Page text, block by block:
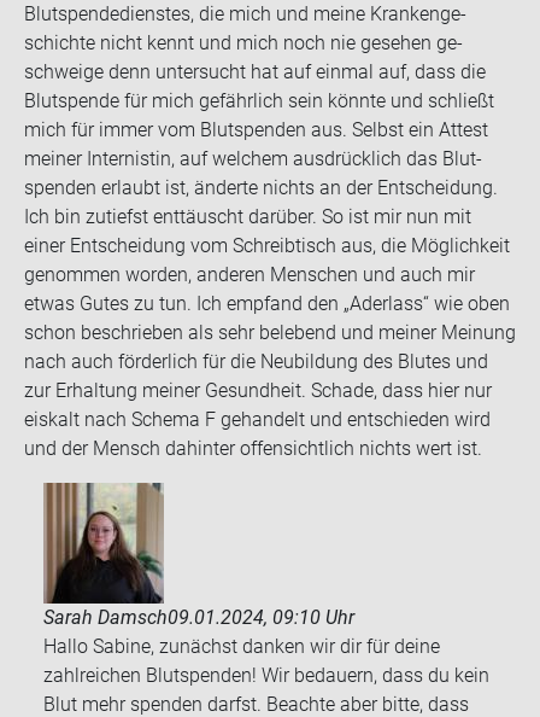
Blut­spen­de­diens­tes, die mich und meine Kran­ken­ge­
schich­te nicht kennt und mich noch nie ge­se­hen ge­
schwei­ge denn un­ter­sucht hat auf ein­mal auf, dass die
Blut­spen­de für mich ge­fähr­lich sein könn­te und schließt
mich für immer vom Blut­spen­den aus. Selbst ein At­test
mei­ner In­ter­nis­tin, auf wel­chem aus­drück­lich das Blut­
spen­den er­laubt ist, än­der­te nichts an der Ent­schei­dung.
Ich bin zu­tiefst ent­täuscht dar­über. So ist mir nun mit
einer Ent­schei­dung vom Schreib­tisch aus, die Mög­lich­keit
ge­nom­men wor­den, an­de­ren Men­schen und auch mir
etwas Gutes zu tun. Ich emp­fand den „Ader­lass“ wie oben
schon be­schrie­ben als sehr be­le­bend und mei­ner Mei­nung
nach auch för­der­lich für die Neu­bil­dung des Blu­tes und
zur Er­hal­tung mei­ner Ge­sund­heit. Scha­de, dass hier nur
eis­kalt nach Sche­ma F ge­han­delt und ent­schie­den wird
und der Mensch da­hin­ter of­fen­sicht­lich nichts wert ist.
Sarah Damsch09.01.2024, 09:10 Uhr
Hallo Sabine, zunächst danken wir dir für deine
zahlreichen Blutspenden! Wir bedauern, dass du kein
Blut mehr spenden darfst. Beachte aber bitte, dass